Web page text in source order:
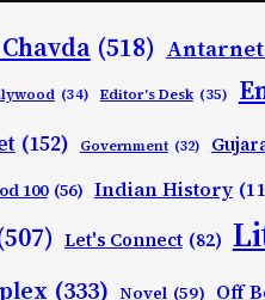
(518)
(34) Editor's Desk (35)
(152) Government (32)
100 (56) Indian History
Let's Connect (82)
(333) Novel (59) Off